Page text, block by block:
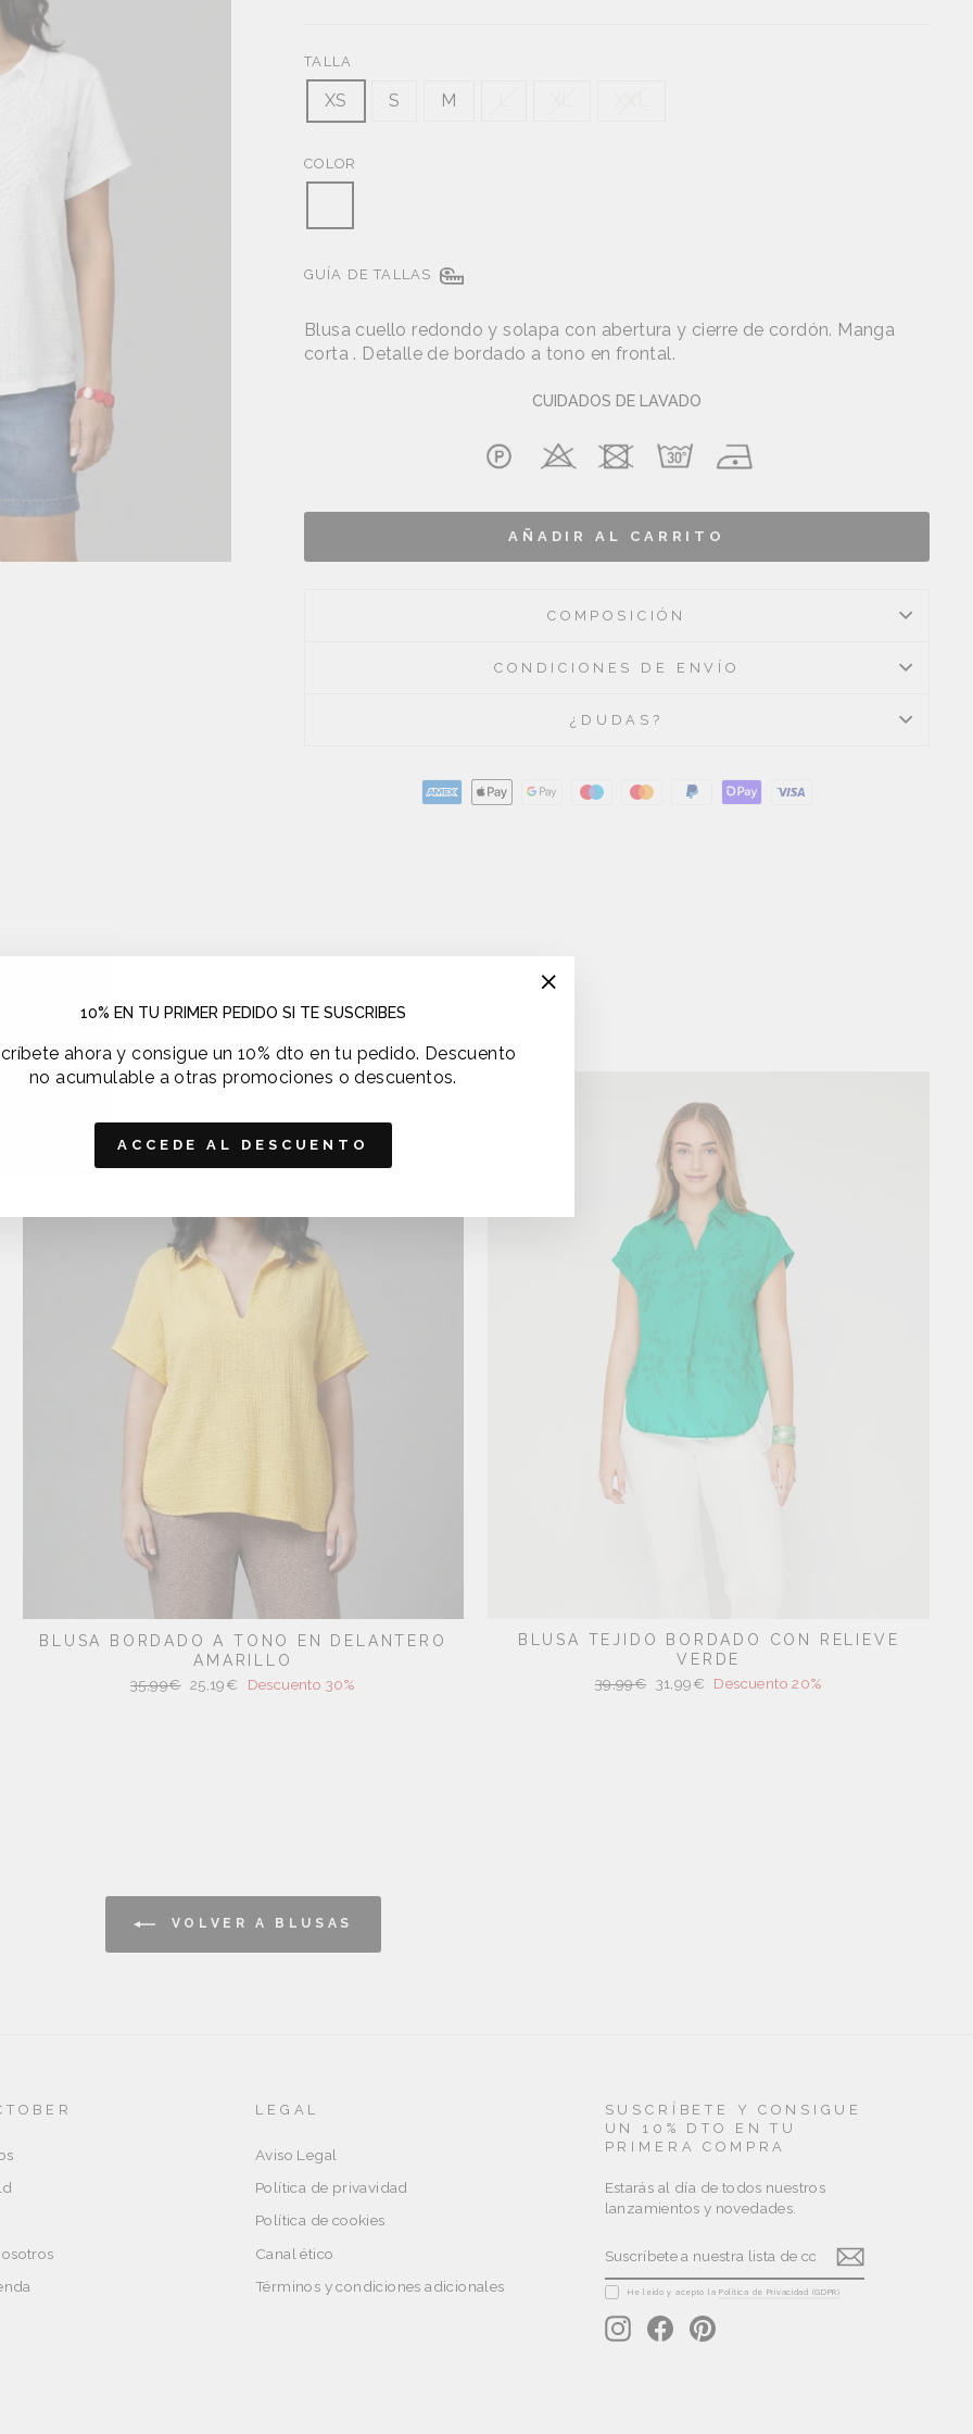
10% EN TU PRIMER PEDIDO SI TE SUSCRIBES
ahora y consigue un 10% dto en tu pedido. Descuento
no acumulable a otras promociones o descuentos.
ACCEDE AL DESCUENTO
TALLA
XS S M
COLOR
GUÍA DE TALLAS
Blusa cuello redondo y solapa con abertura y cierre de cordón. Manga
corta . Detalle de bordado a tono en frontal.
CUIDADOS DE LAVADO
AÑADIR AL CARRITO
COMPOSICIÓN
CONDICIONES DE ENVÍO
¿DUDAS?
TAMBIÉN TE PUEDE INTERESAR
BLUSA BORDADO A TONO EN DELANTERO
AMARILLO
Precio
35,99€ Precio
25,19€ Descuento 30%
BLUSA TEJIDO BORDADO CON RELIEVE
VERDE
Precio
39,99€ Precio
31,99€ Descuento 20%
VOLVER A BLUSAS
LEGAL
Aviso Legal
Política de privavidad
Política de cookies
Canal ético
Términos y condiciones adicionales
SUSCRÍBETE Y CONSIGUE
UN 10% DTO EN TU
PRIMERA COMPRA
Estarás al día de todos nuestros
lanzamientos y novedades.
A
NUESTRA
LISTA
CORREO
He leído y acepto laPolítica de Privacidad (GDPR)
InstagramFacebookPinterest